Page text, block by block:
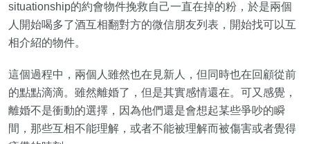
situationship的約會物件挽救自己一直在掉的粉，於是兩個
人開始喝多了酒互相翻對方的微信朋友列表，開始找可以互
相介紹的物件。
這個過程中，兩個人雖然也在見新人，但同時也在回顧從前
的點點滴滴。雖然離婚了，但是其實感情還在。可又感覺，
離婚不是衝動的選擇，因為他們還是會想起某些爭吵的瞬
間，那些互相不能理解，或者不能被理解而被傷害或者覺得